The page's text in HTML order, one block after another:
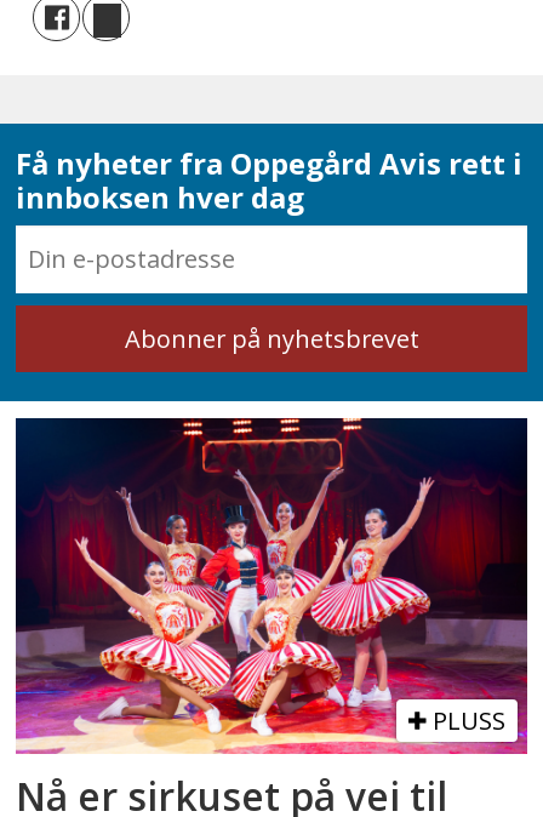
Få nyheter fra Oppegård Avis rett i
innboksen hver dag
PLUSS
Nå er sirkuset på vei til